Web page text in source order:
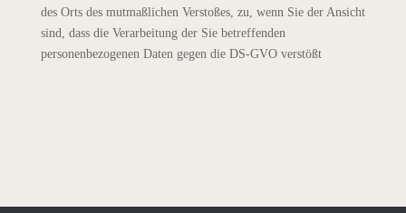
des Orts des mutmaßlichen Verstoßes, zu, wenn Sie der Ansicht
sind, dass die Verarbeitung der Sie betreffenden
personenbezogenen Daten gegen die DS-GVO verstößt